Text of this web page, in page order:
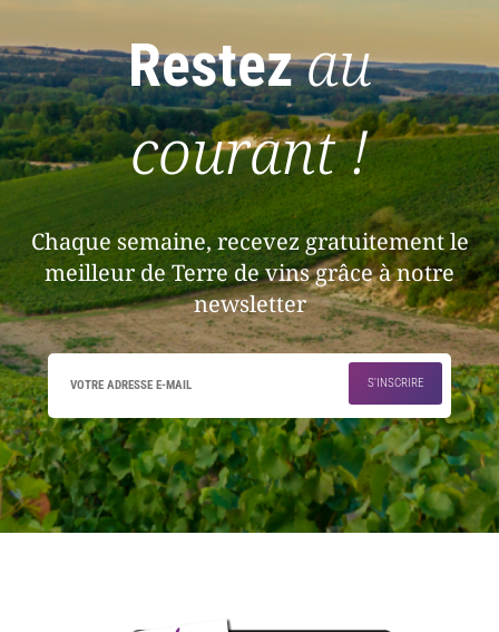
Restezau
courant !
Chaque semaine, recevez gratuitement le
meilleur de Terre de vins grâce à notre
newsletter